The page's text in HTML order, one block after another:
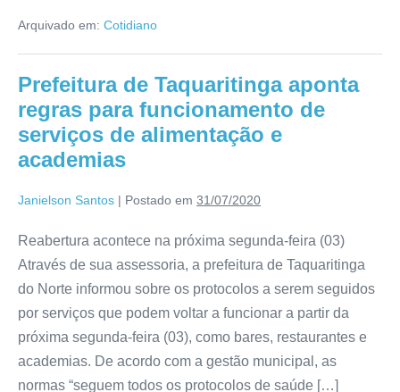
Arquivado em: Cotidiano
Prefeitura de Taquaritinga aponta
regras para funcionamento de
serviços de alimentação e
academias
Janielson Santos | Postado em 31/07/2020
Reabertura acontece na próxima segunda-feira (03)
Através de sua assessoria, a prefeitura de Taquaritinga
do Norte informou sobre os protocolos a serem seguidos
por serviços que podem voltar a funcionar a partir da
próxima segunda-feira (03), como bares, restaurantes e
academias. De acordo com a gestão municipal, as
normas “seguem todos os protocolos de saúde […]